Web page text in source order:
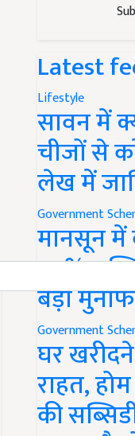
Latest
Lifestyle
सावन में
चीजों से
लेख में
Government
मानसून
50%
बड़ा
Government
घर
राहत,
की